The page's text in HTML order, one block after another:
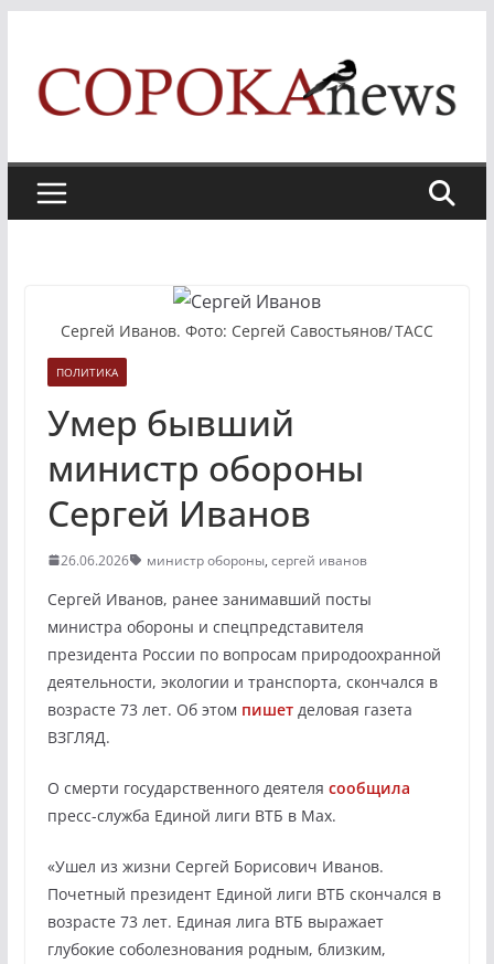
content
Сергей Иванов. Фото: Сергей Савостьянов/ ТАСС
ПОЛИТИКА
Умер бывший
министр обороны
Сергей Иванов
26.06.2026 министр обороны, сергей иванов
Сергей Иванов, ранее занимавший посты
министра обороны и спецпредставителя
президента России по вопросам природоохранной
деятельности, экологии и транспорта, скончался в
возрасте 73 лет. Об этом пишетделовая газета
ВЗГЛЯД.
О смерти государственного деятеля сообщила
пресс-служба Единой лиги ВТБ в Max.
«Ушел из жизни Сергей Борисович Иванов.
Почетный президент Единой лиги ВТБ скончался в
возрасте 73 лет. Единая лига ВТБ выражает
глубокие соболезнования родным, близким,